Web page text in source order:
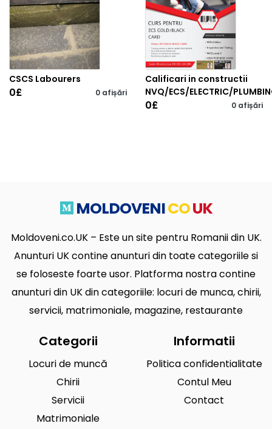
CSCS Labourers
0£ 0 afișări
Calificari in constructii
NVQ/ECS/ELECTRIC/
0£ 0 afișări
MOLDOVENICOUK
Moldoveni.co.UK – Este un site pentru Romanii din UK.
Anunturi UK contine anunturi din toate categoriile si
se foloseste foarte usor. Platforma nostra contine
anunturi din UK din categoriile: locuri de munca, chirii,
servicii, matrimoniale, magazine, restaurante
Categorii
Locuri de muncă
Chirii
Servicii
Matrimoniale
Informatii
Politica confidentialitate
Contul Meu
Contact